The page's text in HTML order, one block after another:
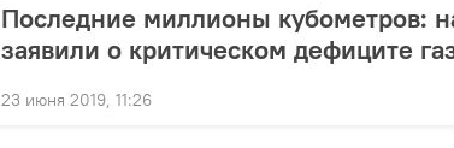
Последние миллионы кубометров:
заявили о критическом дефиците
23 июня 2019, 11:26